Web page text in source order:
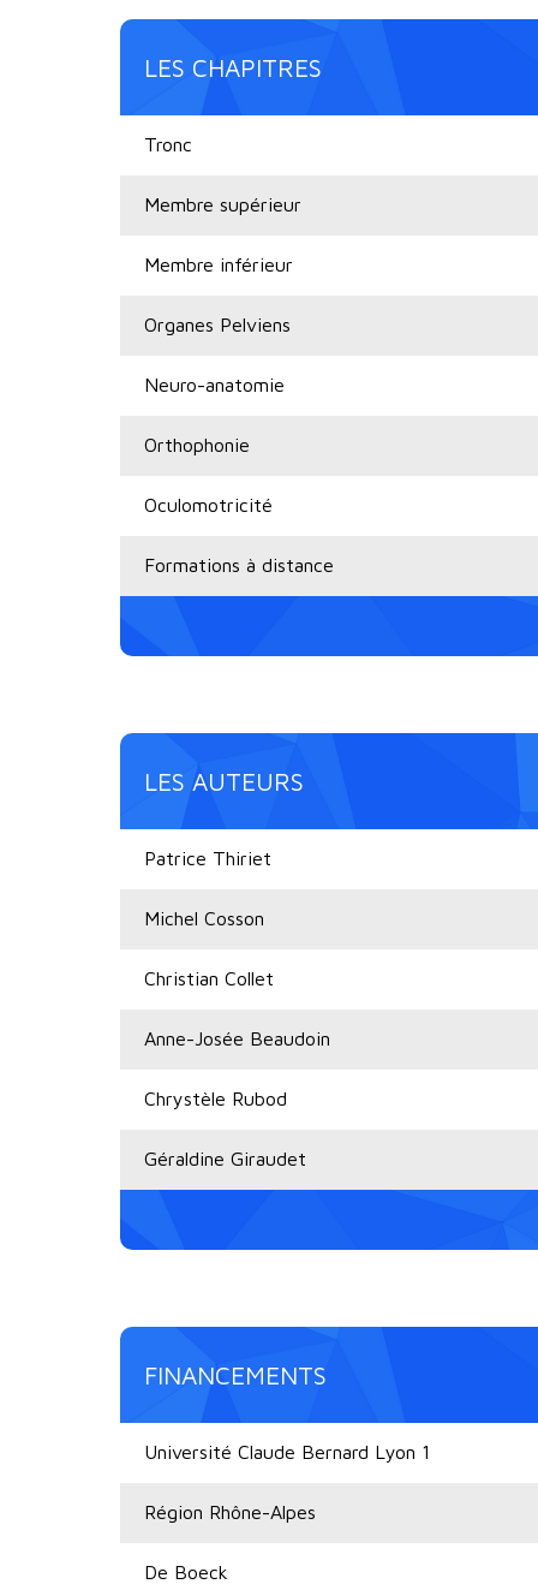
LES CHAPITRES
Tronc
Membre supérieur
Membre inférieur
Organes Pelviens
Neuro-anatomie
Orthophonie
Oculomotricité
Formations à distance
LES AUTEURS
Patrice Thiriet
Michel Cosson
Christian Collet
Anne-Josée Beaudoin
Chrystèle Rubod
Géraldine Giraudet
FINANCEMENTS
Université Claude Bernard Lyon 1
Région Rhône-Alpes
De Boeck